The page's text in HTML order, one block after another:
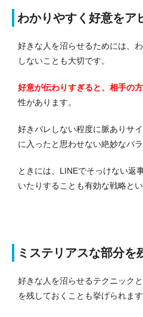
わかりやすく好意をア
好きな人を沼らせるためには、
しないことも大切です。
好意が伝わりすぎると、相手の
性があります。
好きバレしない程度に脈ありサ
に入ったと思わせない絶妙なバ
ときには、LINEでそっけない返
いたりすることも有効な戦略とい
ミステリアスな部分を
好きな人を沼らせるテクニック
を残しておくことも挙げられます